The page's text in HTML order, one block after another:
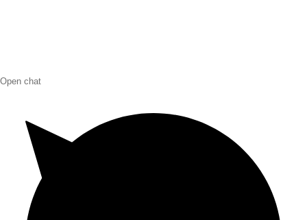
Open chat